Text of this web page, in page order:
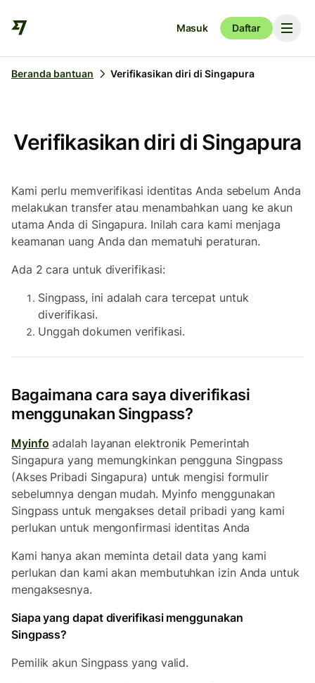
Masuk Daftar
Beranda bantuan Verifikasikan diri di Singapura
Verifikasikan diri di Singapura
Kami perlu memverifikasi identitas Anda sebelum Anda
melakukan transfer atau menambahkan uang ke akun
utama Anda di Singapura. Inilah cara kami menjaga
keamanan uang Anda dan mematuhi peraturan.
Ada 2 cara untuk diverifikasi:
Singpass, ini adalah cara tercepat untuk
diverifikasi.
Unggah dokumen verifikasi.
Bagaimana cara saya diverifikasi
menggunakan Singpass?
Myinfo adalah layanan elektronik Pemerintah
Singapura yang memungkinkan pengguna Singpass
(Akses Pribadi Singapura) untuk mengisi formulir
sebelumnya dengan mudah. Myinfo menggunakan
Singpass untuk mengakses detail pribadi yang kami
perlukan untuk mengonfirmasi identitas Anda
Kami hanya akan meminta detail data yang kami
perlukan dan kami akan membutuhkan izin Anda untuk
mengaksesnya.
Siapa yang dapat diverifikasi menggunakan
Singpass?
Pemilik akun Singpass yang valid.